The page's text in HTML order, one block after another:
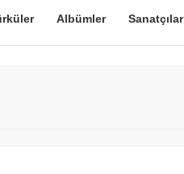
Albümler Sanatçılar